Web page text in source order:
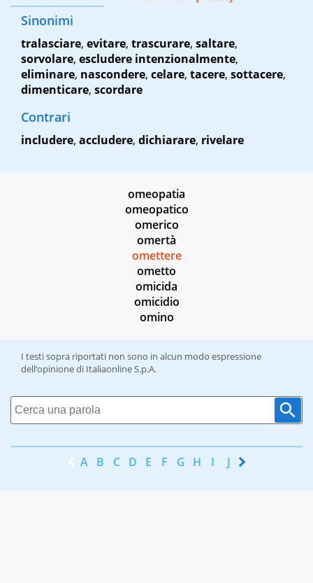
Sinonimi
tralasciare, evitare, trascurare, saltare,
sorvolare, escludere intenzionalmente,
eliminare, nascondere, celare, tacere, sottacere,
dimenticare, scordare
Contrari
includere, accludere, dichiarare, rivelare
omeopatia
omeopatico
omerico
omertà
omettere
ometto
omicida
omicidio
omino
I testi sopra riportati non sono in alcun modo espressione
dell’opinione di Italiaonline S.p.A.
A B C D E F G H I J K